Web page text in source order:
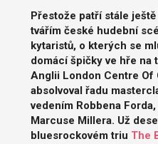
Přestože patří stále
tvářím české hudební
kytaristů, o kterých se
domácí špičky ve hře na
Anglii London Centre Of
absolvoval řadu
vedením Robbena
Marcuse Millera. Už
bluesrockovém triu The